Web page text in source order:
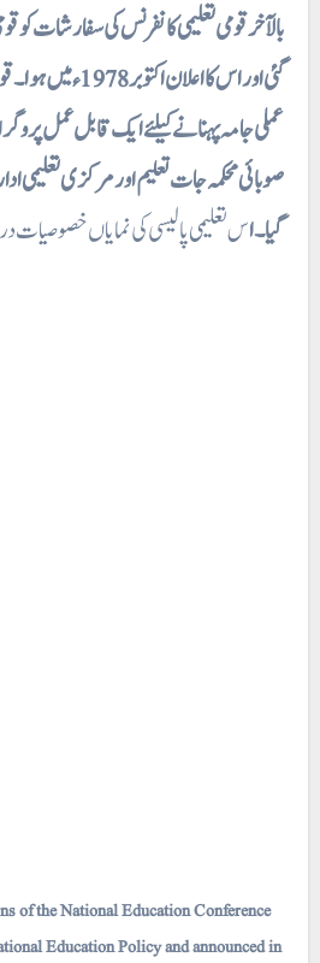
بالآخر قومی تعلیمی کانفرنس کی سفارشات کو
گئی اور اس کا اعلان اکتوبر 1978ء میں ہوا۔ قومی تعلیمی
عملی جامہ پہنانے کیلئے ایک قابل عمل
صوبائی محکمہ جات تعلیم اور مرکزی تعلیمی
گیا۔ اس تعلیمی پالیسی کی نمایاں
of the National Education Conference
Education Policy and announced in